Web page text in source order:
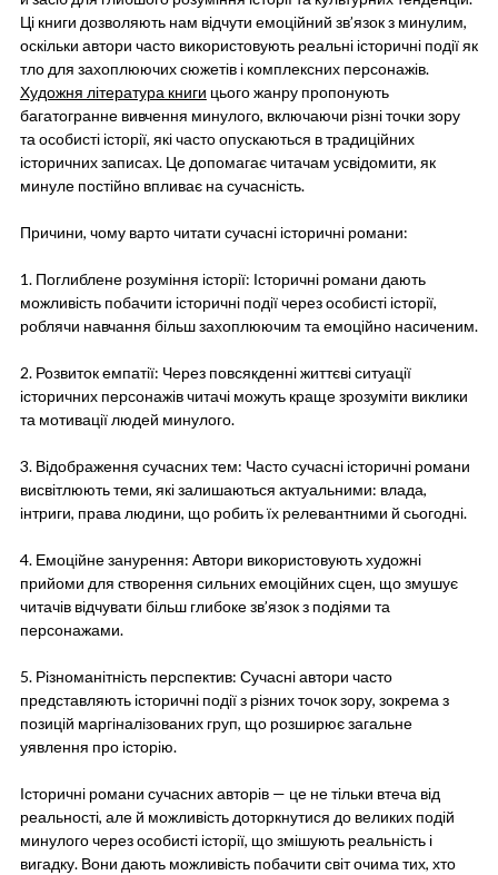
Ці книги дозволяють нам відчути емоційний зв’язок з минулим,
оскільки автори часто використовують реальні історичні події як
тло для захоплюючих сюжетів і комплексних персонажів.
Художня література книги цього жанру пропонують
багатогранне вивчення минулого, включаючи різні точки зору
та особисті історії, які часто опускаються в традиційних
історичних записах. Це допомагає читачам усвідомити, як
минуле постійно впливає на сучасність.
Причини, чому варто читати сучасні історичні романи:
1. Поглиблене розуміння історії: Історичні романи дають
можливість побачити історичні події через особисті історії,
роблячи навчання більш захоплюючим та емоційно насиченим.
2. Розвиток емпатії: Через повсякденні життєві ситуації
історичних персонажів читачі можуть краще зрозуміти виклики
та мотивації людей минулого.
3. Відображення сучасних тем: Часто сучасні історичні романи
висвітлюють теми, які залишаються актуальними: влада,
інтриги, права людини, що робить їх релевантними й сьогодні.
4. Емоційне занурення: Автори використовують художні
прийоми для створення сильних емоційних сцен, що змушує
читачів відчувати більш глибоке зв’язок з подіями та
персонажами.
5. Різноманітність перспектив: Сучасні автори часто
представляють історичні події з різних точок зору, зокрема з
позицій маргіналізованих груп, що розширює загальне
уявлення про історію.
Історичні романи сучасних авторів — це не тільки втеча від
реальності, але й можливість доторкнутися до великих подій
минулого через особисті історії, що змішують реальність і
вигадку. Вони дають можливість побачити світ очима тих, хто